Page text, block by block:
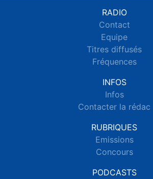
RADIO
Contact
Equipe
Titres diffusés
Fréquences
INFOS
Infos
Contacter la rédac
RUBRIQUES
Emissions
Concours
PODCASTS